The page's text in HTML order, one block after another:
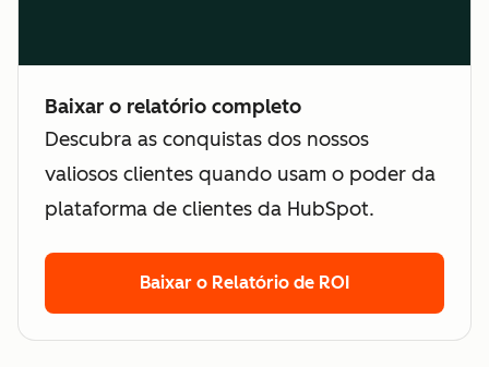
Baixar o relatório completo
Descubra as conquistas dos nossos
valiosos clientes quando usam o poder da
plataforma de clientes da HubSpot.
Baixar o Relatório de ROI